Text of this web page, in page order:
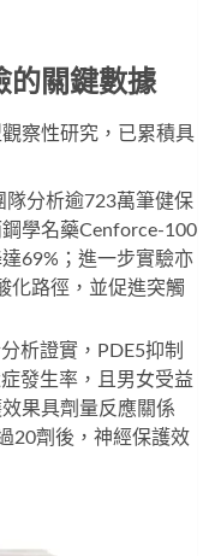
的關鍵數據
察性研究，已累積具
隊分析逾723萬筆健保
鋼學名藥Cenforce-100
69%；進一步實驗亦
化路徑，並促進突觸
析證實，PDE5抑制
發生率，且男女受益
果具劑量反應關係
20劑後，神經保護效